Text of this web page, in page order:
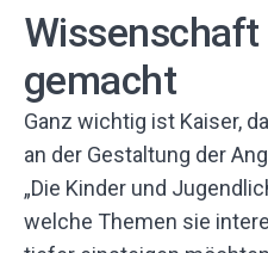
gemacht
Ganz wichtig ist Kaiser,
an der Gestaltung der
„Die Kinder und
welche Themen sie